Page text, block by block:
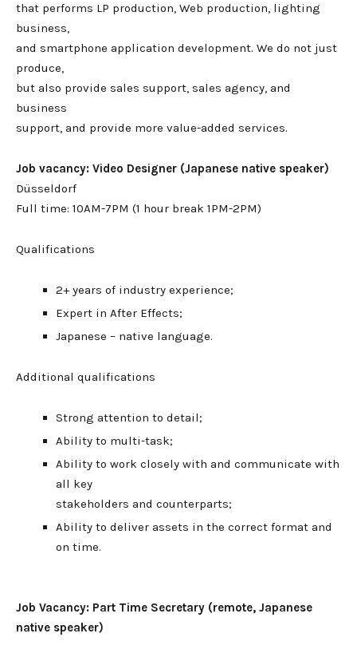
that performs LP production, Web production, lighting
business,
and smartphone application development. We do not just
produce,
but also provide sales support, sales agency, and
business
support, and provide more value-added services.
Job vacancy: Video Designer (Japanese native speaker)
Düsseldorf
Full time: 10AM-7PM (1 hour break 1PM-2PM)
Qualifications
2+ years of industry experience;
Expert in After Effects;
Japanese – native language.
Additional qualifications
Strong attention to detail;
Ability to multi-task;
Ability to work closely with and communicate with
all key
stakeholders and counterparts;
Ability to deliver assets in the correct format and
on time.
Job Vacancy: Part Time Secretary (remote, Japanese
native speaker)